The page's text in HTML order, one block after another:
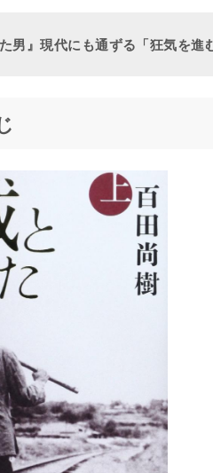
男』現代にも通ずる「狂気を進